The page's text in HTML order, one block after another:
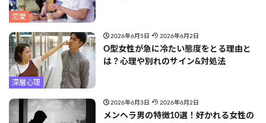
恋愛
深層心理
2026年6月5日 2026年6月2日
O型女性が急に冷たい態度をとる理由と
は？心理や別れのサイン&対処法
2026年6月3日 2026年6月2日
メンヘラ男の特徴10選！好かれる女性の